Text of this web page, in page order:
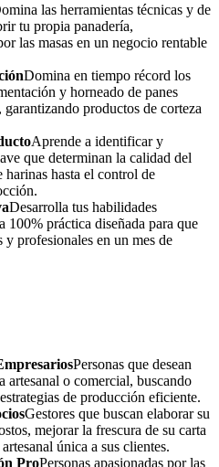
las herramientas técnicas y de
tu propia panadería,
las masas en un negocio rentable
Domina en tiempo récord los
y horneado de panes
garantizando productos de corteza
Aprende a identificar y
que determinan la calidad del
harinas hasta el control de
Desarrolla tus habilidades
100% práctica diseñada para que
y profesionales en un mes de
Personas que desean
artesanal o comercial, buscando
de producción eficiente.
Gestores que buscan elaborar su
mejorar la frescura de su carta
única a sus clientes.
ProPersonas apasionadas por las